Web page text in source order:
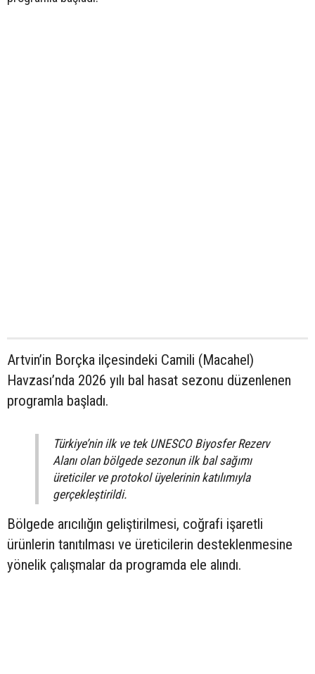
Artvin’in Borçka ilçesindeki Camili (Macahel)
Havzası’nda 2026 yılı bal hasat sezonu düzenlenen
programla başladı.
Türkiye’nin ilk ve tek UNESCO Biyosfer Rezerv
Alanı olan bölgede sezonun ilk bal sağımı
üreticiler ve protokol üyelerinin katılımıyla
gerçekleştirildi.
Bölgede arıcılığın geliştirilmesi, coğrafi işaretli
ürünlerin tanıtılması ve üreticilerin desteklenmesine
yönelik çalışmalar da programda ele alındı.